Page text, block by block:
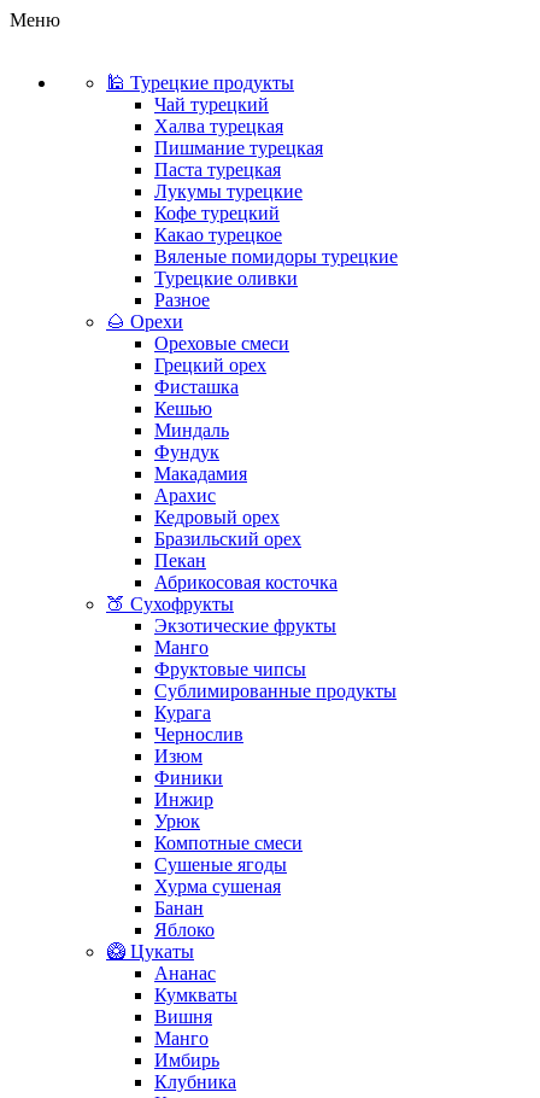
Меню
🕌 Турецкие продукты
Чай турецкий
Халва турецкая
Пишмание турецкая
Паста турецкая
Лукумы турецкие
Кофе турецкий
Какао турецкое
Вяленые помидоры турецкие
Турецкие оливки
Разное
🌰 Орехи
Ореховые смеси
Грецкий орех
Фисташка
Кешью
Миндаль
Фундук
Макадамия
Арахис
Кедровый орех
Бразильский орех
Пекан
Абрикосовая косточка
🍑 Сухофрукты
Экзотические фрукты
Манго
Фруктовые чипсы
Сублимированные продукты
Курага
Чернослив
Изюм
Финики
Инжир
Урюк
Компотные смеси
Сушеные ягоды
Хурма сушеная
Банан
Яблоко
🥝 Цукаты
Ананас
Кумкваты
Вишня
Манго
Имбирь
Клубника